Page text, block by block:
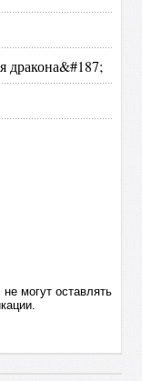
дракона&#187;
не могут оставлять